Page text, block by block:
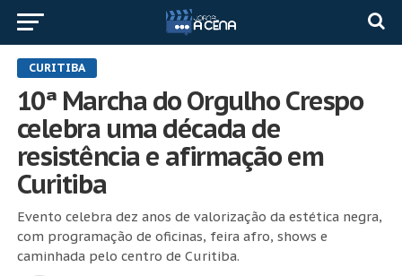
CURITIBA
10ª Marcha do Orgulho Crespo
celebra uma década de
resistência e afirmação em
Curitiba
Evento celebra dez anos de valorização da estética negra,
com programação de oficinas, feira afro, shows e
caminhada pelo centro de Curitiba.